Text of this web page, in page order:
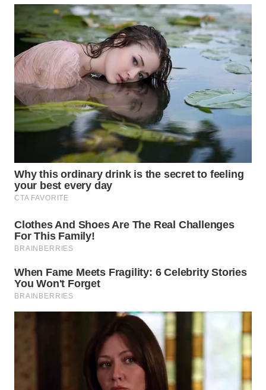
LESUNG
WN
KARO
WN
SIMALUNGUN
WN
LABUHANBATU
WN
TAPANULI
TENGAH
WN DELI
SERDANG
WN
TEBING
TINGGI